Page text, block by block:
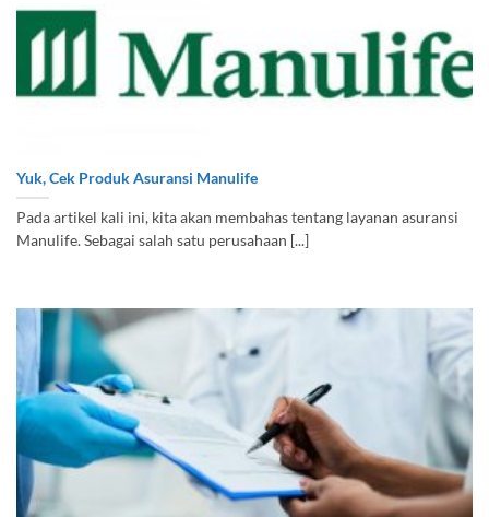
Yuk, Cek Produk Asuransi Manulife
Pada artikel kali ini, kita akan membahas tentang layanan asuransi
Manulife. Sebagai salah satu perusahaan [...]